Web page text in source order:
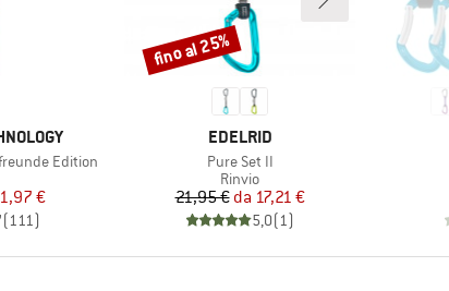
Edition
di prodotti
ridotto
€
(111)
MARCHIO
EDELRID
Articolo
Pure Set II
Gruppo di prodotti
Rinvio
Prezzo
21,95 € Prezzo ridotto
da 17,21 €
5,0(1)
Sconto
fino al 25%